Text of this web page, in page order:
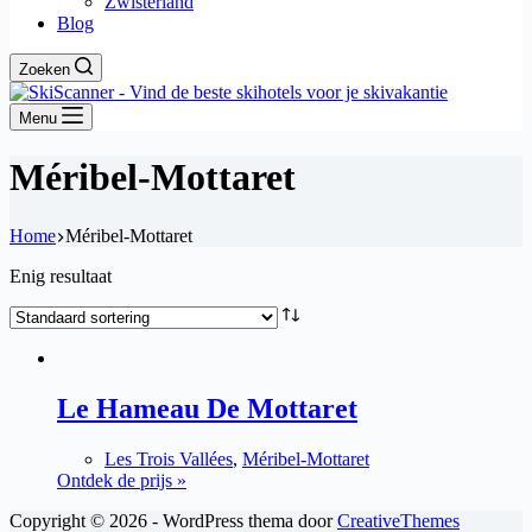
Blog
Zoeken
Menu
Méribel-Mottaret
Home Méribel-Mottaret
Enig resultaat
Le Hameau De Mottaret
Les Trois Vallées, Méribel-Mottaret
Ontdek de prijs »
Copyright © 2026 - WordPress thema doorCreativeThemes